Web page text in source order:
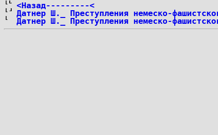
<Назад---------<
Датнер Ш._ Преступления немеско-
Датнер Ш._ Преступления немеско-